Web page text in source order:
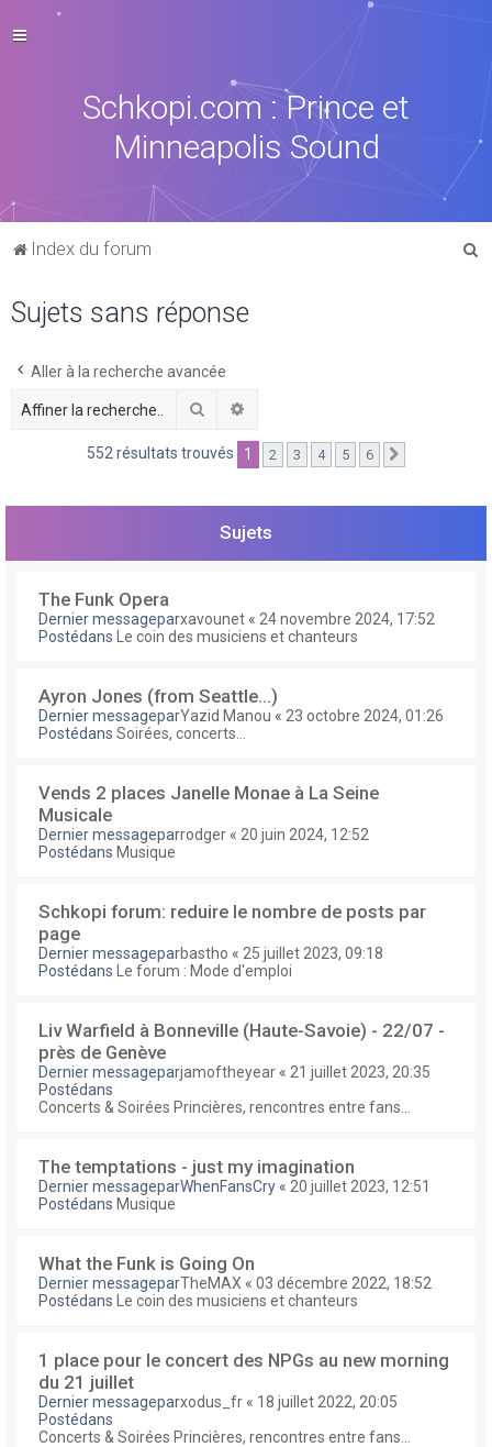
Schkopi.com : Prince et
Minneapolis Sound
Index du forum
Sujets sans réponse
Aller à la recherche avancée
Rechercher
552 résultats trouvés 1 2 3 4 5 6
Sujets
The Funk Opera
Dernier messageparxavounet « 24 novembre 2024, 17:52
Postédans
Le coin des musiciens et chanteurs
Ayron Jones (from Seattle...)
Dernier messageparYazid Manou « 23 octobre 2024, 01:26
Postédans Soirées, concerts...
Vends 2 places Janelle Monae à La Seine
Musicale
Dernier messageparrodger « 20 juin 2024, 12:52
Postédans Musique
Schkopi forum: reduire le nombre de posts par
page
Dernier messageparbastho « 25 juillet 2023, 09:18
Postédans
Le forum : Mode d'emploi
Liv Warfield à Bonneville (Haute-Savoie) - 22/07 -
près de Genève
Dernier messageparjamoftheyear « 21 juillet 2023, 20:35
Postédans
Concerts & Soirées Princières, rencontres entre fans...
The temptations - just my imagination
Dernier messageparWhenFansCry « 20 juillet 2023, 12:51
Postédans Musique
What the Funk is Going On
Dernier messageparTheMAX « 03 décembre 2022, 18:52
Postédans
Le coin des musiciens et chanteurs
1 place pour le concert des NPGs au new morning
du 21 juillet
Dernier messageparxodus_fr « 18 juillet 2022, 20:05
Postédans
Concerts & Soirées Princières, rencontres entre fans...